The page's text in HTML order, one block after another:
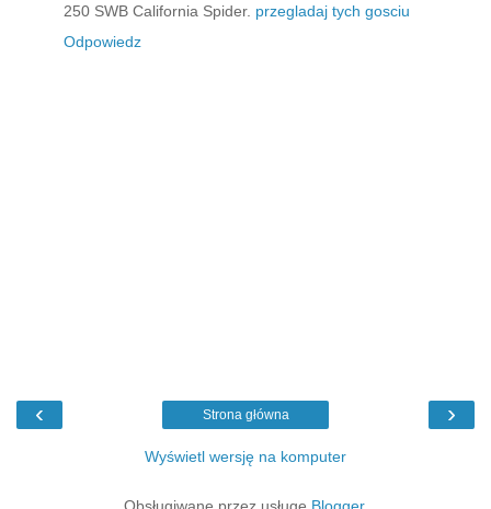
250 SWB California Spider. przegladaj tych gosciu
Odpowiedz
‹ ›
Strona główna
Wyświetl wersję na komputer